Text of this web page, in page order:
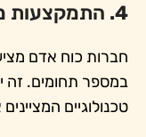
4. התמקצעות
חברות כוח אדם
במספר תחומים. זה
טכנולוגיים